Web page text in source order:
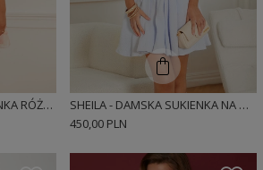
SHEILA - DAMSKA SUKIENKA RÓŻOWA W KWIATY Z PRZEZROCZYSTYMI ELEMENTAMI MINI 'NOEMI'
SHEILA - DAMSKA SUKIENKA NA GUZIKI MUŚLINOWA BŁĘKITNA Z GUMĄ 'SELENE'
450,00 PLN